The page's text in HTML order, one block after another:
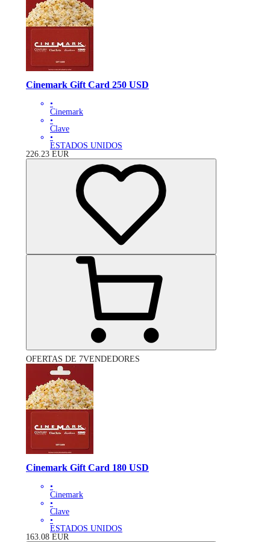
Cinemark Gift Card 250 USD
•
Cinemark
•
Clave
•
ESTADOS UNIDOS
226.23 EUR
OFERTAS DE 7VENDEDORES
Cinemark Gift Card 180 USD
•
Cinemark
•
Clave
•
ESTADOS UNIDOS
163.08 EUR